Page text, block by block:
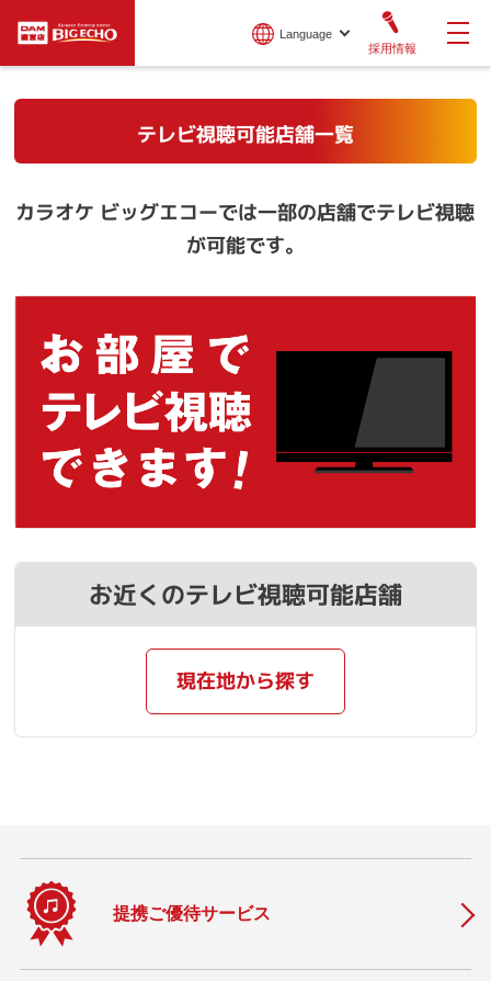
Language
採用情報
テレビ視聴可能店舗一覧
カラオケ ビッグエコーでは一部の店舗でテレビ視聴
が可能です。
お近くのテレビ視聴可能店舗
現在地から探す
提携ご優待サービス